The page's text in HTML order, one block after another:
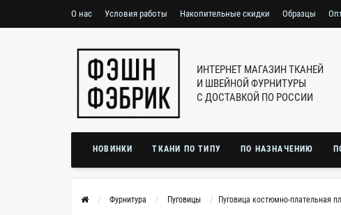
О нас Условия работы Накопительные скидки Образцы
ИНТЕРНЕТ МАГАЗИН ТКАНЕЙ
И ШВЕЙНОЙ ФУРНИТУРЫ
С ДОСТАВКОЙ ПО РОССИИ
НОВИНКИ ТКАНИ ПО ТИПУ ПО НАЗНАЧЕНИЮ
Фурнитура Пуговицы Пуговица костюмно-плательная